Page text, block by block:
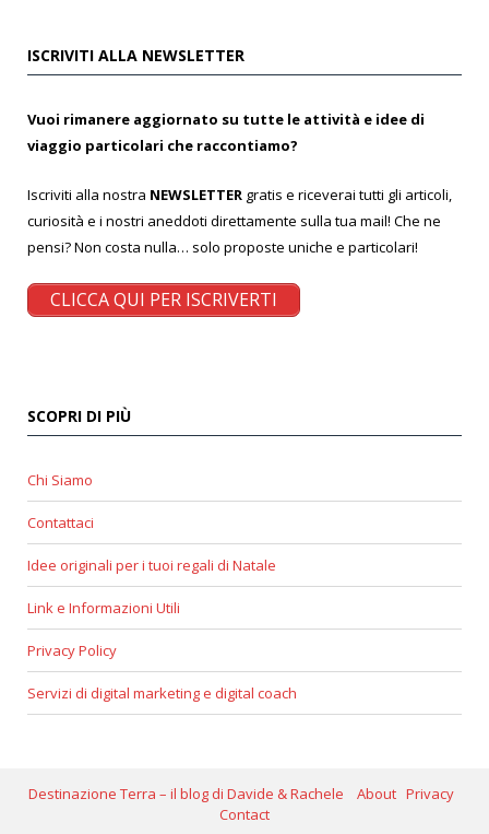
ISCRIVITI ALLA NEWSLETTER
Vuoi rimanere aggiornato su tutte le attività e idee di
viaggio particolari che raccontiamo?
Iscriviti alla nostra NEWSLETTER gratis e riceverai tutti gli articoli,
curiosità e i nostri aneddoti direttamente sulla tua mail! Che ne
pensi? Non costa nulla… solo proposte uniche e particolari!
CLICCA QUI PER ISCRIVERTI
SCOPRI DI PIÙ
Chi Siamo
Contattaci
Idee originali per i tuoi regali di Natale
Link e Informazioni Utili
Privacy Policy
Servizi di digital marketing e digital coach
Destinazione Terra – il blog di Davide & Rachele About Privacy
Contact